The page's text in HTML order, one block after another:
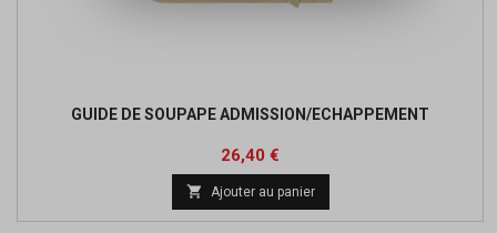
GUIDE DE SOUPAPE ADMISSION/ECHAPPEMENT
Prix
26,40 €
base
 Ajouter au panier